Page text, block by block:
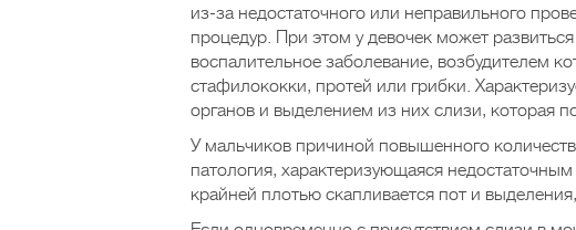
из-за недостаточного или неправильного
процедур. При этом у девочек может развиться
воспалительное заболевание, возбудителем
стафилококки, протей или грибки.
органов и выделением из них слизи, которая
У мальчиков причиной повышенного
патология, характеризующаяся
крайней плотью скапливается пот и